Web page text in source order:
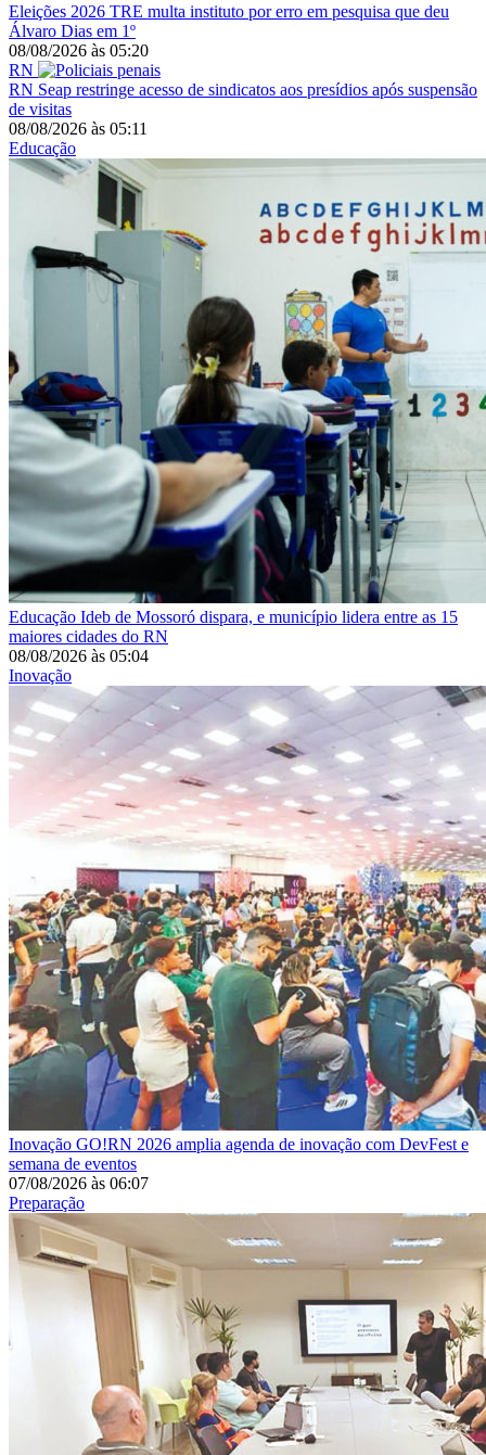
Eleições 2026 TRE multa instituto por erro em pesquisa que deu
Álvaro Dias em 1º
08/08/2026 às 05:20
RN
RN Seap restringe acesso de sindicatos aos presídios após suspensão
de visitas
08/08/2026 às 05:11
Educação
Educação Ideb de Mossoró dispara, e município lidera entre as 15
maiores cidades do RN
08/08/2026 às 05:04
Inovação
Inovação GO!RN 2026 amplia agenda de inovação com DevFest e
semana de eventos
07/08/2026 às 06:07
Preparação